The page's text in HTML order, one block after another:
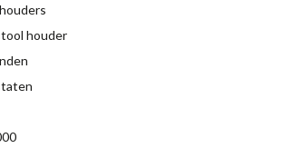
houder